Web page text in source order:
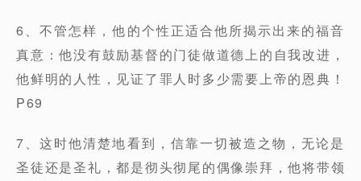
6、不管怎样，他的个性正适合他所揭示出来的福音
真意：他没有鼓励基督的门徒做道德上的自我改进，
他鲜明的人性，见证了罪人时多少需要上帝的恩典！
P69
7、这时他清楚地看到，信靠一切被造之物，无论是
圣徒还是圣礼，都是彻头彻尾的偶像崇拜，他将带领